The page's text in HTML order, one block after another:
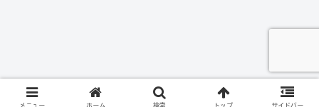
メニュー ホーム 検索 トップ サイドバー